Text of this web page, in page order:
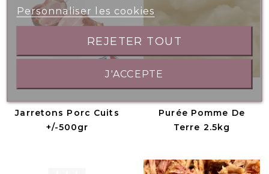
Jarretons Porc Cuits
+/-500gr
Purée Pomme De
Terre 2.5kg
Personnaliser les cookies
REJETER TOUT
J'ACCEPTE